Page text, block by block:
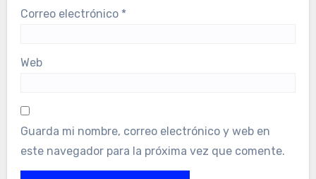
Correo electrónico *
Web
Guarda mi nombre, correo electrónico y web en
este navegador para la próxima vez que comente.